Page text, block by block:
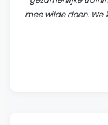
mee wilde doen.